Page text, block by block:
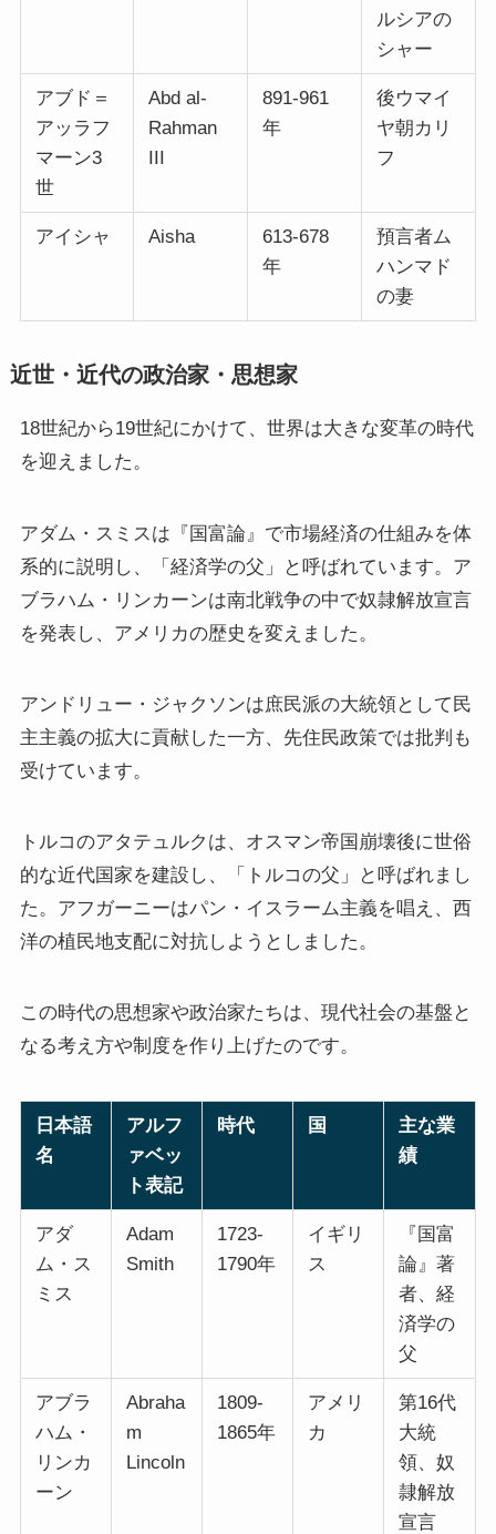
ルシアの
シャー
アブド＝
アッラフ
マーン3
世
Abd al-
Rahman
III
891-961
年
後ウマイ
ヤ朝カリ
フ
アイシャ Aisha
613-678
年
預言者ム
ハンマド
の妻
近世・近代の政治家・思想家
18世紀から19世紀にかけて、世界は大きな変革の時代
を迎えました。
アダム・スミスは『国富論』で市場経済の仕組みを体
系的に説明し、「経済学の父」と呼ばれています。ア
ブラハム・リンカーンは南北戦争の中で奴隷解放宣言
を発表し、アメリカの歴史を変えました。
アンドリュー・ジャクソンは庶民派の大統領として民
主主義の拡大に貢献した一方、先住民政策では批判も
受けています。
トルコのアタテュルクは、オスマン帝国崩壊後に世俗
的な近代国家を建設し、「トルコの父」と呼ばれまし
た。アフガーニーはパン・イスラーム主義を唱え、西
洋の植民地支配に対抗しようとしました。
この時代の思想家や政治家たちは、現代社会の基盤と
なる考え方や制度を作り上げたのです。
日本語
名
アルフ
ァベッ
ト表記
時代 国
主な業
績
アダ
ム・ス
ミス
Adam
Smith
1723-
1790年
イギリ
ス
『国富
論』著
者、経
済学の
父
アブラ
ハム・
リンカ
ーン
Abraha
m
Lincoln
1809-
1865年
アメリ
カ
第16代
大統
領、奴
隷解放
宣言